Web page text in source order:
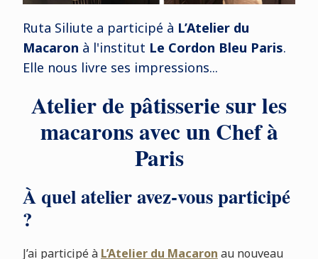
Ruta Siliute a participé à L’Atelier du
Macaron à l'institut Le Cordon Bleu Paris.
Elle nous livre ses impressions...
Atelier de pâtisserie sur les
macarons avec un Chef à
Paris
À quel atelier avez-vous participé
?
J’ai participé à L’Atelier du Macaron au nouveau